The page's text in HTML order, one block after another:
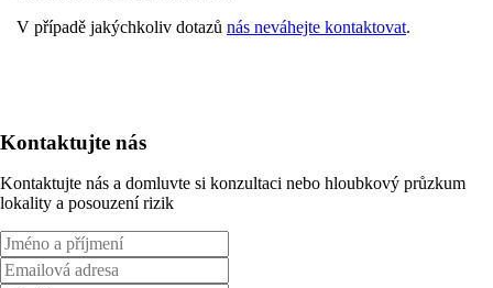
V případě jakýchkoliv dotazů nás neváhejte kontaktovat.
Kontaktujte nás
Kontaktujte nás a domluvte si konzultaci nebo hloubkový průzkum
lokality a posouzení rizik